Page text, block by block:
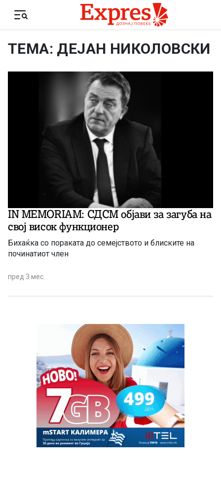
Menu
ТЕМА: ДЕЈАН НИКОЛОВСКИ
IN MEMORIAM: СДСМ објави за загуба на
свој висок функционер
Бихаќка со пораката до семејството и блиските на
починатиот член
пред 3 мес.